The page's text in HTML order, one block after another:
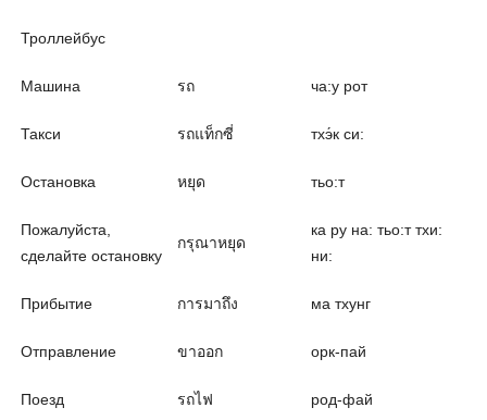
Троллейбус
Машина รถ ча:у рот
Такси รถแท็กซี่ тхэ́к си:
Остановка หยุด тьо:т
Пожалуйста,
сделайте остановку
กรุณาหยุด
ка ру на: тьо:т тхи:
ни:
Прибытие การมาถึง ма тхунг
Отправление ขาออก орк-пай
Поезд รถไฟ род-фай